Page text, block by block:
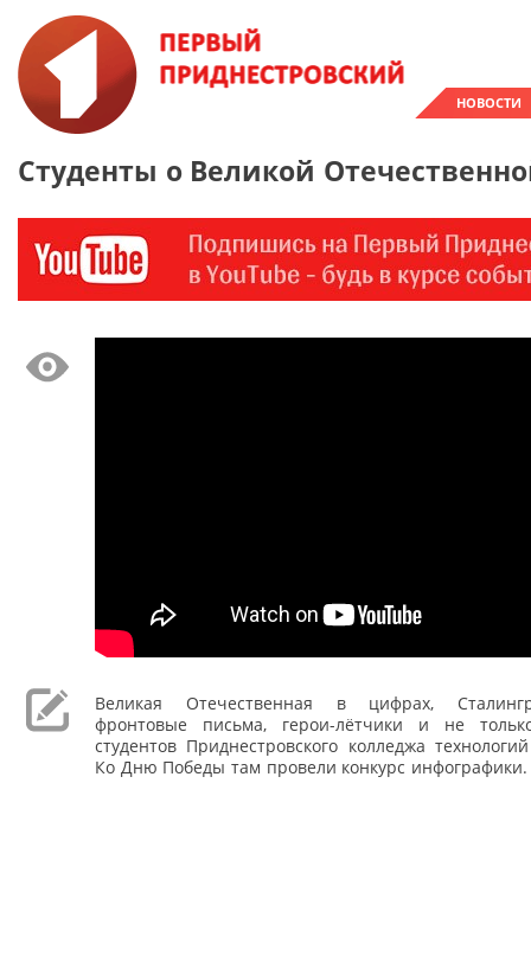
НОВОСТИ
Студенты о Великой
Великая Отечественная в цифрах,
фронтовые письма, герои-лётчики и не
студентов Приднестровского колледжа
Ко Дню Победы там провели конкурс инфографики.